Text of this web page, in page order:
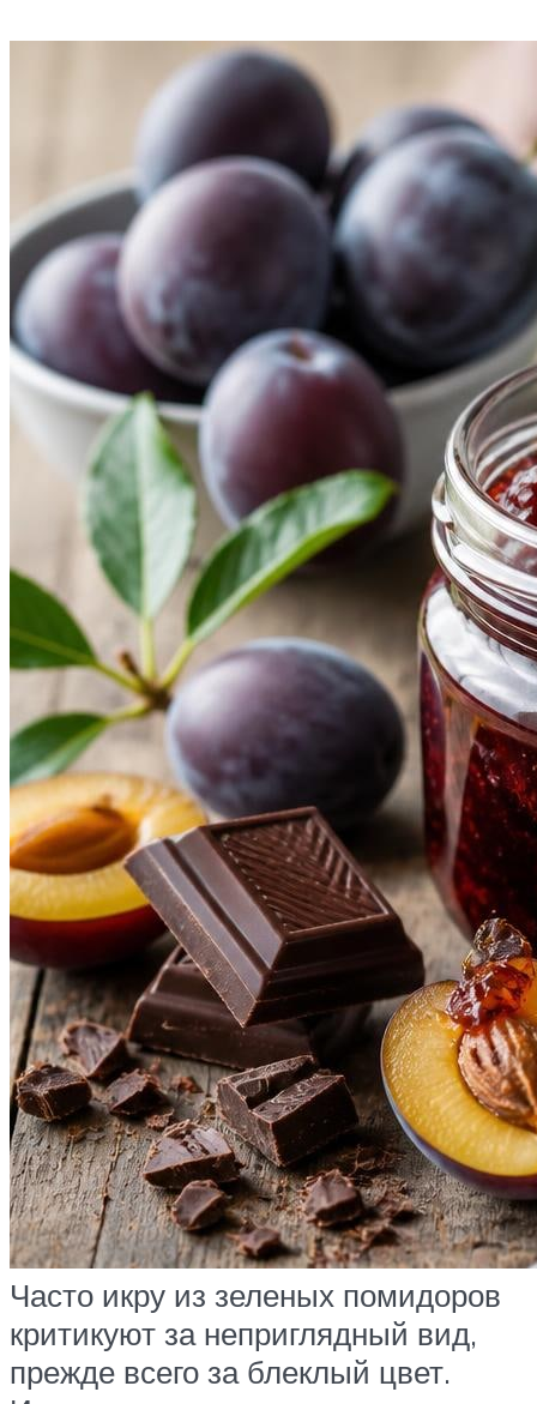
Часто икру из зеленых помидоров
критикуют за неприглядный вид,
прежде всего за блеклый цвет.